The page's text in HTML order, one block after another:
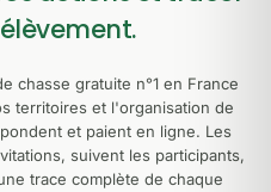
chasse gratuite n°1 en France
territoires et l'organisation de
et paient en ligne. Les
suivent les participants,
trace complète de chaque